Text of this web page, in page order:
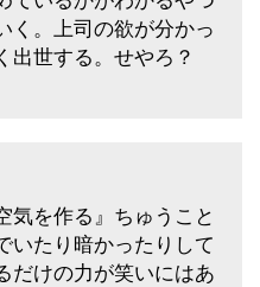
く。上司の欲が分かっ
出世する。せやろ？
気を作る』ちゅうこと
いたり暗かったりして
だけの力が笑いにはあ